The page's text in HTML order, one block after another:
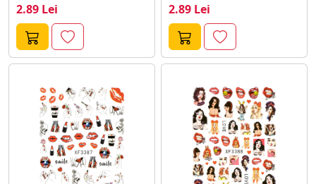
2.89 Lei 2.89 Lei